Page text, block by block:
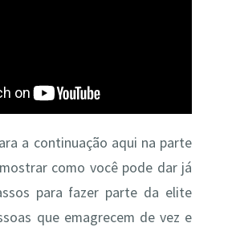
a continuação aqui na parte
como você pode dar já
para fazer parte da elite
que emagrecem de vez e